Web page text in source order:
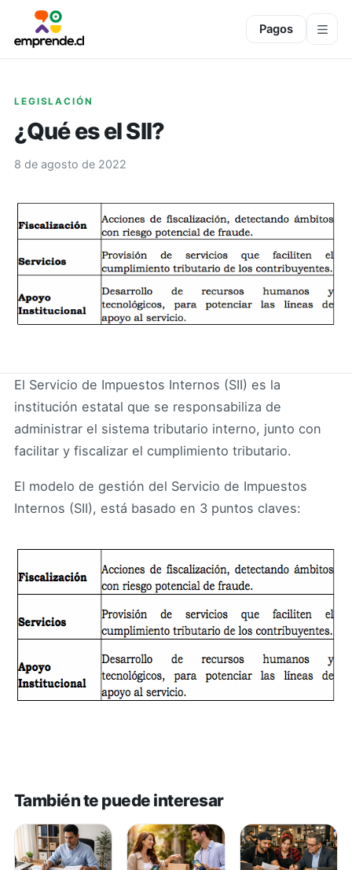
Pagos
LEGISLACIÓN
¿Qué es el SII?
8 de agosto de 2022
El Servicio de Impuestos Internos (SII) es la
institución estatal que se responsabiliza de
administrar el sistema tributario interno, junto con
facilitar y fiscalizar el cumplimiento tributario.
El modelo de gestión del Servicio de Impuestos
Internos (SII), está basado en 3 puntos claves:
También te puede interesar